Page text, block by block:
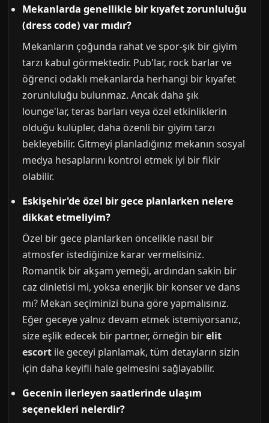
Mekanlarda genellikle bir kıyafet zorunluluğu
(dress code) var mıdır?
Mekanların çoğunda rahat ve spor-şık bir giyim
tarzı kabul görmektedir. Pub'lar, rock barlar ve
öğrenci odaklı mekanlarda herhangi bir kıyafet
zorunluluğu bulunmaz. Ancak daha şık
lounge'lar, teras barları veya özel etkinliklerin
olduğu kulüpler, daha özenli bir giyim tarzı
bekleyebilir. Gitmeyi planladığınız mekanın sosyal
medya hesaplarını kontrol etmek iyi bir fikir
olabilir.
Eskişehir'de özel bir gece planlarken nelere
dikkat etmeliyim?
Özel bir gece planlarken öncelikle nasıl bir
atmosfer istediğinize karar vermelisiniz.
Romantik bir akşam yemeği, ardından sakin bir
caz dinletisi mi, yoksa enerjik bir konser ve dans
mı? Mekan seçiminizi buna göre yapmalısınız.
Eğer geceye yalnız devam etmek istemiyorsanız,
size eşlik edecek bir partner, örneğin birelit
escort ile geceyi planlamak, tüm detayların sizin
için daha keyifli hale gelmesini sağlayabilir.
Gecenin ilerleyen saatlerinde ulaşım
seçenekleri nelerdir?